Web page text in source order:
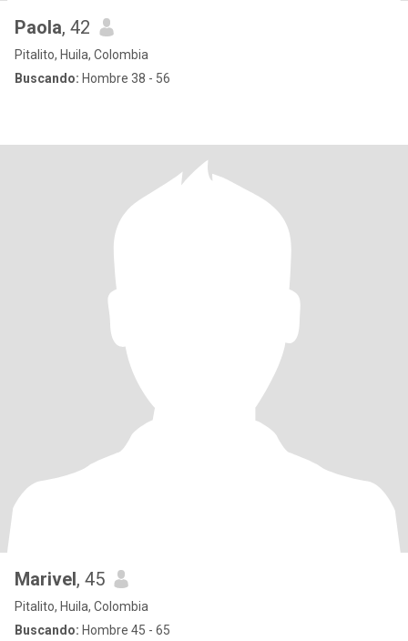
Paola, 42
Pitalito, Huila, Colombia
Buscando: Hombre 38 - 56
Marivel, 45
Pitalito, Huila, Colombia
Buscando: Hombre 45 - 65